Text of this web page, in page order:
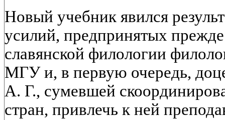
Новый учебник явился
усилий, предпринятых
славянской филологии
МГУ и, в первую очередь,
А. Г., сумевшей
стран, привлечь к ней